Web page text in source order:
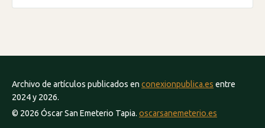
Archivo de artículos publicados en conexionpublica.es entre
2024 y 2026.
© 2026 Óscar San Emeterio Tapia. oscarsanemeterio.es